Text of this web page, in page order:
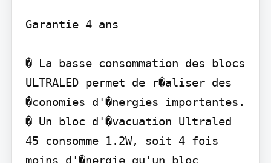
Garantie 4 ans
� La basse consommation des blocs
ULTRALED permet de r�aliser des
�conomies d'�nergies importantes.
� Un bloc d'�vacuation Ultraled
45 consomme 1.2W, soit 4 fois
moins d'�nergie qu'un bloc